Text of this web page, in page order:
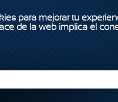
para mejorar tu
de la web implica el